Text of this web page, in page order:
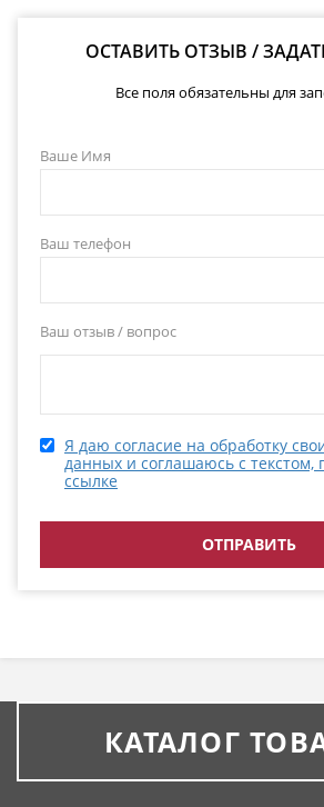
ОСТАВИТЬ ОТЗЫВ /
Все поля обязательны для
Ваше Имя
Ваш телефон
Ваш отзыв / вопрос
Я даю согласие на обработку
данных и соглашаюсь с
ссылке
КАТАЛОГ